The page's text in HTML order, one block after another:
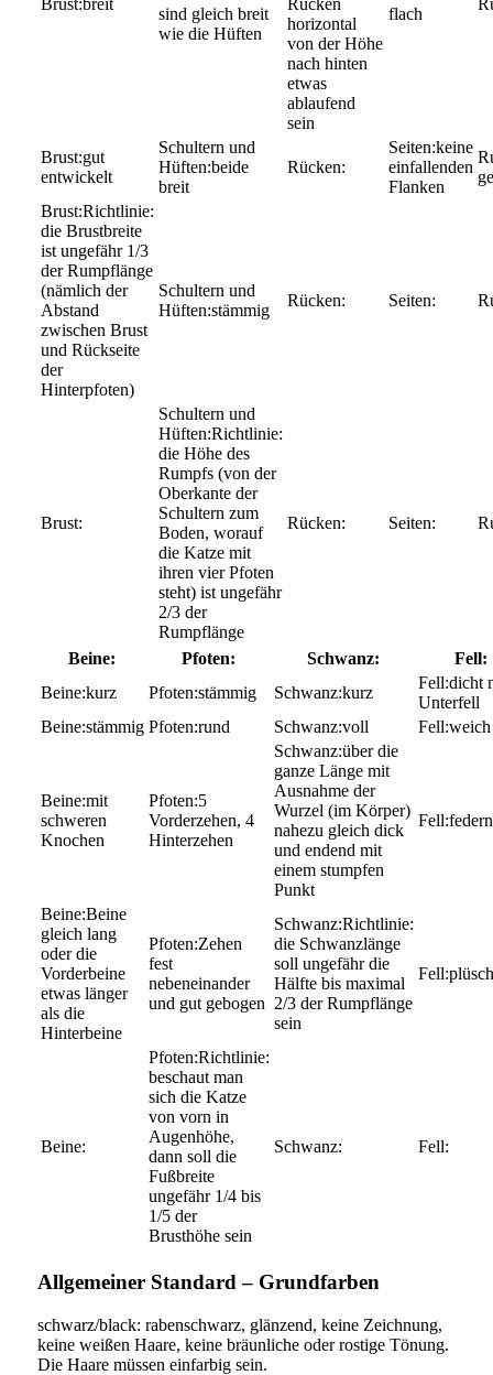
breit
sind gleich breit
wie die Hüften
Rücken
horizontal
von der Höhe
nach hinten
etwas
ablaufend
sein
flach
gut
entwickelt
beide
breit
keine
einfallenden
Flanken
Richtlinie:
die Brustbreite
ist ungefähr 1/3
der Rumpflänge
(nämlich der
Abstand
zwischen Brust
und Rückseite
der
Hinterpfoten)
stämmig
Richtlinie:
die Höhe des
Rumpfs (von der
Oberkante der
Schultern zum
Boden, worauf
die Katze mit
ihren vier Pfoten
steht) ist ungefähr
2/3 der
Rumpflänge
Beine:
Pfoten: Schwanz:
Fell:
kurz
stämmig kurz
dicht
Unterfell
stämmig
rund voll weich
mit
schweren
Knochen
5
Vorderzehen, 4
Hinterzehen
über die
ganze Länge mit
Ausnahme der
Wurzel (im Körper)
nahezu gleich dick
und endend mit
einem stumpfen
Punkt
Beine
gleich lang
oder die
Vorderbeine
etwas länger
als die
Hinterbeine
Zehen
fest
nebeneinander
und gut gebogen
Richtlinie:
die Schwanzlänge
soll ungefähr die
Hälfte bis maximal
2/3 der Rumpflänge
sein
Richtlinie:
beschaut man
sich die Katze
von vorn in
Augenhöhe,
dann soll die
Fußbreite
ungefähr 1/4 bis
1/5 der
Brusthöhe sein
Allgemeiner Standard – Grundfarben
schwarz/black: rabenschwarz, glänzend, keine Zeichnung,
keine weißen Haare, keine bräunliche oder rostige Tönung.
Die Haare müssen einfarbig sein.